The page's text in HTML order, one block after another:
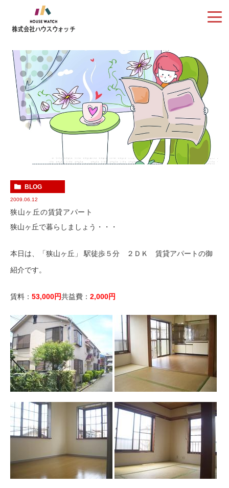
BLOG
2009.06.12
狭山ヶ丘の賃貸アパート
狭山ヶ丘で暮らしましょう・・・
本日は、「狭山ヶ丘」 駅徒歩５分 ２ＤＫ 賃貸アパートの御
紹介です。
賃料： 53,000円共益費： 2,000円